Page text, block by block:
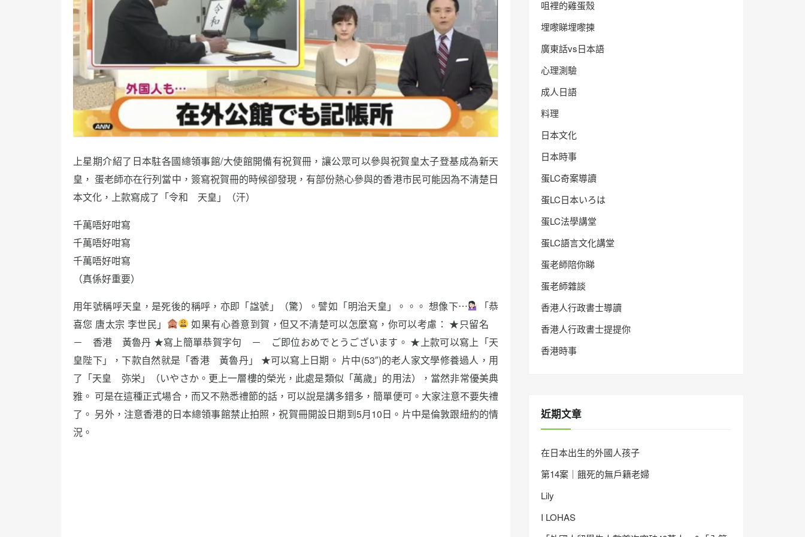
上星期介紹了日本駐各國總領事館/大使館開備有祝賀冊，讓公眾可以參與祝賀皇太子登基成為新天
皇， 蛋老師亦在行列當中，簽寫祝賀冊的時候卻發現，有部份熱心參與的香港市民可能因為不清楚日
本文化，上款寫成了「令和 天皇」（汗）
千萬唔好咁寫
千萬唔好咁寫
千萬唔好咁寫
（真係好重要）
用年號稱呼天皇，是死後的稱呼，亦即「諡號」（驚）。譬如「明治天皇」。。。 想像下⋯
「恭
喜您 唐太宗 李世民」
如果有心善意到賀，但又不清楚可以怎麼寫，你可以考慮： ★只留名
－ 香港 黃魯丹 ★寫上簡單恭賀字句 － ご即位おめでとうございます。 ★上款可以寫上「天
皇陛下」，下款自然就是「香港 黃魯丹」 ★可以寫上日期。 片中(53″)的老人家文學修養過人，用
了「天皇 弥栄」（いやさか。更上一層樓的榮光，此處是類似「萬歲」的用法），當然非常優美典
雅。 可是在這種正式場合，而又不熟悉禮節的話，可以說是講多錯多，簡單便可。大家注意不要失禮
了。 另外，注意香港的日本總領事館禁止拍照，祝賀冊開設日期到5月10日。片中是倫敦跟紐約的情
況。
咀裡的雞蛋殼
埋嚟睇埋嚟揀
廣東話vs日本語
心理測驗
成人日語
料理
日本文化
日本時事
蛋LC奇案導讀
蛋LC日本いろは
蛋LC法學講堂
蛋LC語言文化講堂
蛋老師陪你睇
蛋老師雜談
香港人行政書士導讀
香港人行政書士提提你
香港時事
近期文章
在日本出生的外國人孩子
第14案｜餓死的無戶籍老婦
Lily
I LOHAS